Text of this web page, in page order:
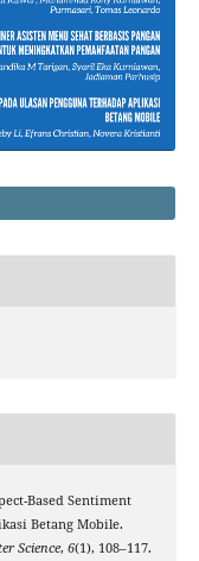
Based Sentiment
Betang Mobile.
Science, 6(1), 108–117.